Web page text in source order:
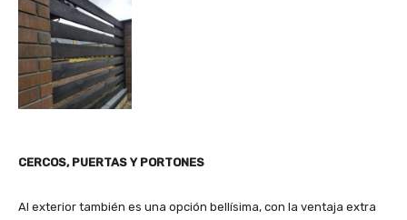
CERCOS, PUERTAS Y PORTONES
Al exterior también es una opción bellísima, con la ventaja extra